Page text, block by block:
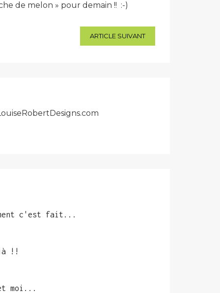
de melon » pour demain !! :-)
ARTICLE SUIVANT
c'est fait...
!!
moi...